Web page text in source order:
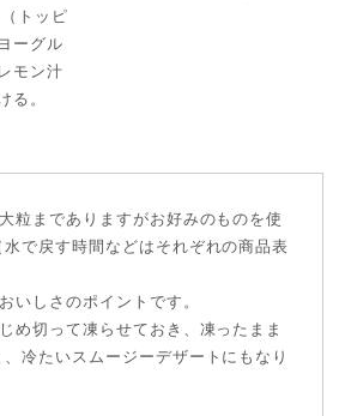
トッピ
ーグル
モン汁
る。
粒までありますがお好みのものを使
で戻す時間などはそれぞれの商品表
いしさのポイントです。
め切って凍らせておき、凍ったまま
冷たいスムージーデザートにもなり